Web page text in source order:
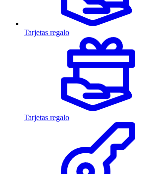
Tarjetas regalo
Tarjetas regalo